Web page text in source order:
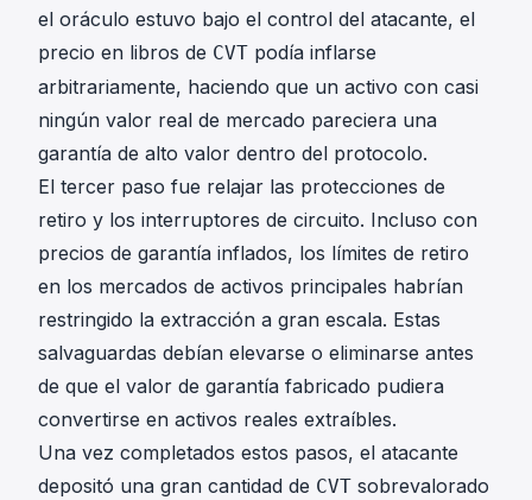
el oráculo estuvo bajo el control del atacante, el
precio en libros de CVT podía inflarse
arbitrariamente, haciendo que un activo con casi
ningún valor real de mercado pareciera una
garantía de alto valor dentro del protocolo.
El tercer paso fue relajar las protecciones de
retiro y los interruptores de circuito. Incluso con
precios de garantía inflados, los límites de retiro
en los mercados de activos principales habrían
restringido la extracción a gran escala. Estas
salvaguardas debían elevarse o eliminarse antes
de que el valor de garantía fabricado pudiera
convertirse en activos reales extraíbles.
Una vez completados estos pasos, el atacante
depositó una gran cantidad de CVT sobrevalorado